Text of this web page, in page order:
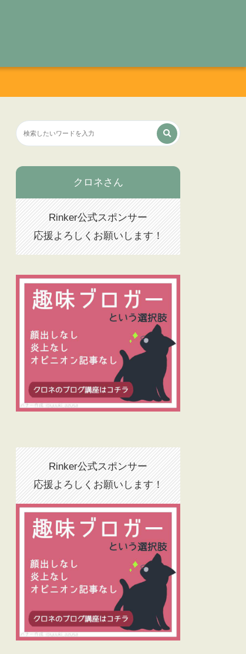
クロネさん
Rinker公式スポンサー
応援よろしくお願いします！
Rinker公式スポンサー
応援よろしくお願いします！